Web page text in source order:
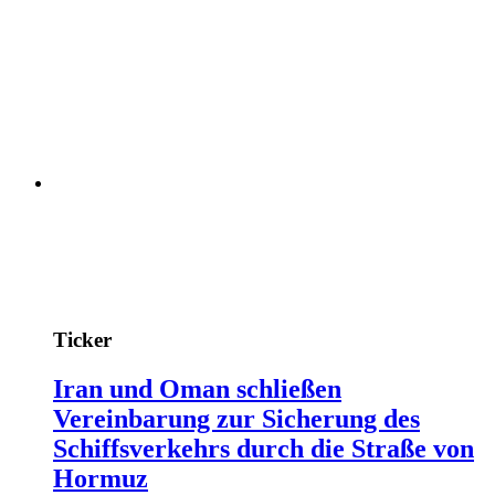
Ticker
Iran und Oman schließen
Vereinbarung zur Sicherung des
Schiffsverkehrs durch die Straße von
Hormuz